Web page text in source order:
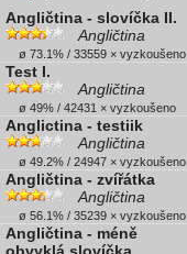
Angličtina - slovíčka II.
Angličtina
ø 73.1% / 33559 × vyzkoušeno
Test I.
Angličtina
ø 49% / 42431 × vyzkoušeno
Anglictina - testiik
Angličtina
ø 49.2% / 24947 × vyzkoušeno
Angličtina - zvířátka
Angličtina
ø 56.1% / 35239 × vyzkoušeno
Angličtina - méně